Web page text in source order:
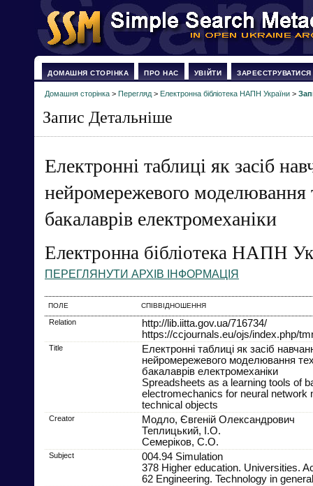
ДОМАШНЯ СТОРІНКА ПРО НАС УВІЙТИ ЗАРЕЄСТРУВАТИСЯ
Домашня сторінка > Перегляд > Електронна бібліотека НАПН України >
Запис Детальніше
Електронні таблиці як засіб
нейромережевого моделювання
бакалаврів електромеханіки
Електронна бібліотека НАПН
ПЕРЕГЛЯНУТИ АРХІВ ІНФОРМАЦІЯ
ПОЛЕ СПІВВІДНОШЕННЯ
Relation
http://lib.iitta.gov.ua/716734/
https://ccjournals.eu/ojs/index.php/
Title
Електронні таблиці як засіб
нейромережевого моделювання
бакалаврів електромеханіки
Spreadsheets as a learning tools of
electromechanics for neural network
technical objects
Creator
Модло, Євгеній Олександрович
Теплицький, І.О.
Семеріков, С.О.
Subject
004.94 Simulation
378 Higher education. Universities.
62 Engineering. Technology in general